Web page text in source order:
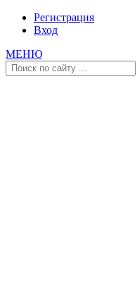
Регистрация
Вход
МЕНЮ